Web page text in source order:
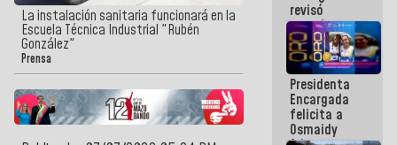
La instalación sanitaria funcionará en la
Escuela Técnica Industrial "Rubén
González"
Prensa
revisó
agenda
económica y
ejecución de
fondos de
emergencia
post-sismos
Presidenta
Encargada
felicita a
Osmaidy